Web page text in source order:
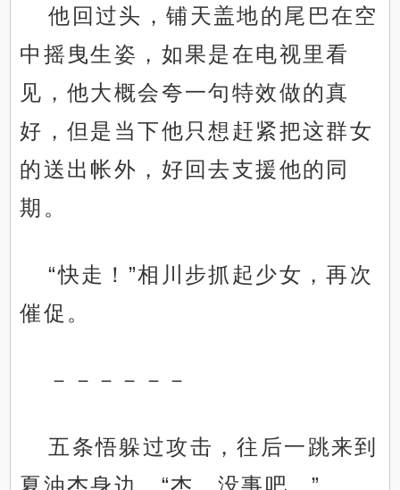
他回过头，铺天盖地的尾巴在空
中摇曳生姿，如果是在电视里看
见，他大概会夸一句特效做的真
好，但是当下他只想赶紧把这群女
的送出帐外，好回去支援他的同
期。
“快走！”相川步抓起少女，再次
催促。
－－－－－－
五条悟躲过攻击，往后一跳来到
夏油杰身边，“杰，没事吧。”